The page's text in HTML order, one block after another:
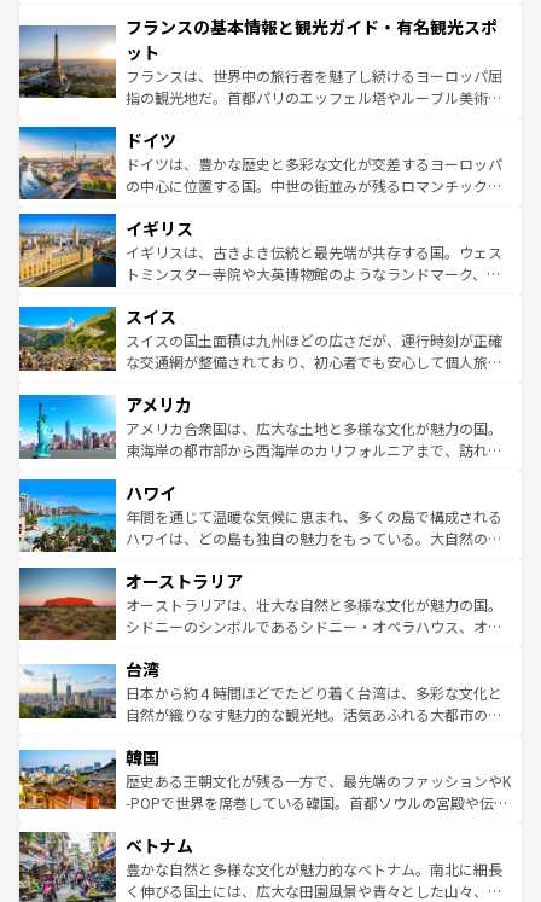
ませてくれるイタリアで、忘れられない旅をしてみよう！
なお、新着のイタリア情報は
しい。
文化が根付くこの国では、情熱的なフラメンコ、熱気あふ
れる闘牛、そして美味しいタパスが生活の一部となってい
る。首都マドリードの洗練された雰囲気や、バルセロナの
アートに溢れた街角から、地方では古代ローマ遺跡や中世
せる。地方によって風土や気候が異なるスペインはその個
性で訪れる人を魅了する。 なお、新着のスペイン情報は コ
ンテンツ一覧を参照してほしい。
フランスの基本情報と観光ガイド・有名観光スポ
ット
フランスは、世界中の旅行者を魅了し続けるヨーロッパ屈
指の観光地だ。首都パリのエッフェル塔やルーブル美術館
で、幅広い魅力が詰まっている。華麗な宮殿、歴史的な大
聖堂、美しいビーチ、そして豊かな自然が、訪れる者を心
から魅了する。また、フランスは美食の国としても知ら
いる。シャンパンの発祥地であるランス、プロヴァンスの
香り高いラベンダー畑など、多彩な楽しみ方が可能だ。さ
らに、パリ以外の地域にも魅力が溢れており、どの街角に
れる地方に足を運ぶとそれぞれで全く異なる文化を体験で
きるだろう。 なお、新着のフランス情報はコンテンツ一覧
を参照してほしい。
ドイツ
ドイツは、豊かな歴史と多彩な文化が交差するヨーロッパ
の中心に位置する国。中世の街並みが残るロマンチック街
顔を持つこの国は、どこを歩いても飽きることがない。ベ
ルリンの文化的活気、バイエルン州のアルプスの絶景、そ
してライン川沿いのワイン畑といった風景は必見。ビール
は、お酒好きな人にはぜひ体験してほしい。 なお、新着の
ドイツ情報はコンテンツ一覧を参照してほしい。
イギリス
イギリスは、古きよき伝統と最先端が共存する国。ウェス
トミンスター寺院や大英博物館のようなランドマーク、歴
リアごとに異なる魅力がある。また、優雅なアフタヌーン
ティー、ビール好きにはたまらない英国パブ、サッカー観
戦など、本場だからこそできる体験も豊富。イギリスを旅
ンツ一覧を参照してほしい。
スイス
スイスの国土面積は九州ほどの広さだが、運行時刻が正確
な交通網が整備されており、初心者でも安心して個人旅行
の建物がそのまま残る町や、スイスならではのユニークな
博物館もあり、アルプス観光だけでなく町歩きも満喫する
ことができる。国民の所得が高いため物価も高いが、旅行
ば市内交通費無料で観光を楽しむこともできる。 なお、新
着のスイス情報はコンテンツ一覧 を参照してほしい。
アメリカ
アメリカ合衆国は、広大な土地と多様な文化が魅力の国。
東海岸の都市部から西海岸のカリフォルニアまで、訪れる
のような巨大都市は、観光、ショッピング、エンターテイ
ンメントが詰まった刺激的なスポットだ。一方、アメリカ
西部には大自然が広がり、グランドキャニオンやイエロー
部のニューオーリンズでは、音楽と美食が融合した独特の
文化が魅力。旅行者はアメリカの各地域で異なる魅力を楽
しみながら、その多様性と豊かな歴史を感じることができ
ならではの贅沢な旅のスタイルだ。 なお、新着のアメリカ
情報はコンテンツ一覧を参照してほしい。
ハワイ
年間を通じて温暖な気候に恵まれ、多くの島で構成される
ハワイは、どの島も独自の魅力をもっている。大自然の神
ワイ島は見逃せない。また、定番の観光地といえばオアフ
島だが、静かな自然を求めるならマウイ島やカウアイ島が
おすすめ。エメラルドグリーンに輝く海をはじめ、豊かな
れるおもてなしの心で訪れる人々を迎えてくれるハワイの
人々、おいしいローカルフードやハワイアンミュージッ
ク、伝統的なフラダンスなど、すべてがハワイの魅力を彩
ワイを、存分に味わってほしい。 なお、新着のハワイ情報
はコンテンツ一覧を参照してほしい。
オーストラリア
オーストラリアは、壮大な自然と多様な文化が魅力の国。
シドニーのシンボルであるシドニー・オペラハウス、オー
リアリーフや大陸中央部にそびえるウルル（エアーズロッ
ク）、タスマニアの美しい原生林やケアンズの熱帯雨林な
ど、見どころがたくさん。また、カフェやワイン、オージ
いる。アクティビティも充実しており、サーフィンやダイ
ビング、ハイキングなど、アウトドア好きにはたまらな
い。オーストラリアの多彩な魅力を存分に味わいつくそ
参照してほしい。
台湾
日本から約４時間ほどでたどり着く台湾は、多彩な文化と
自然が織りなす魅力的な観光地。活気あふれる大都市の台
ン）、静ひつな山岳地帯である台湾東部など、都市の喧騒
と山間の静けさが共存しており、訪れる人に新しい発見と
驚きをもたらしてくれる。また、奥深い台湾の食文化も魅
容にもいいと評判のスイーツなど、バラエティ豊かな料理
が味わえる。 なお、新着の台湾情報は コンテンツ一覧を参
照してほしい。
韓国
歴史ある王朝文化が残る一方で、最先端のファッションやK
-POPで世界を席巻している韓国。首都ソウルの宮殿や伝統
き、地方に足を延ばせば四季折々の自然美を楽しむことが
できる。そして、キムチや焼肉、絶品のストリートフード
まで、さまざまな韓国料理が待っている。夜には、韓国な
ベトナム
豊かな自然と多様な文化が魅力的なベトナム。南北に細長
く伸びる国土には、広大な田園風景や青々とした山々、世